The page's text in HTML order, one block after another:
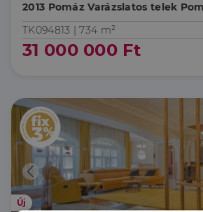
2013 Pomáz Varázslatos telek
TK094813 |734 m²
31 000 000 Ft
Új